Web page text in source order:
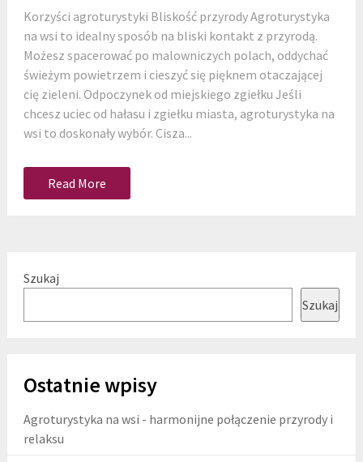
Korzyści agroturystyki Bliskość przyrody Agroturystyka
na wsi to idealny sposób na bliski kontakt z przyrodą.
Możesz spacerować po malowniczych polach, oddychać
świeżym powietrzem i cieszyć się pięknem otaczającej
cię zieleni. Odpoczynek od miejskiego zgiełku Jeśli
chcesz uciec od hałasu i zgiełku miasta, agroturystyka na
wsi to doskonały wybór. Cisza...
Read More
Szukaj
Szukaj
Ostatnie wpisy
Agroturystyka na wsi - harmonijne połączenie przyrody i
relaksu